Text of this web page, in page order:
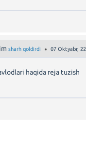
sharh qoldirdi 07 Oktyabr, 22
haqida reja tuzish